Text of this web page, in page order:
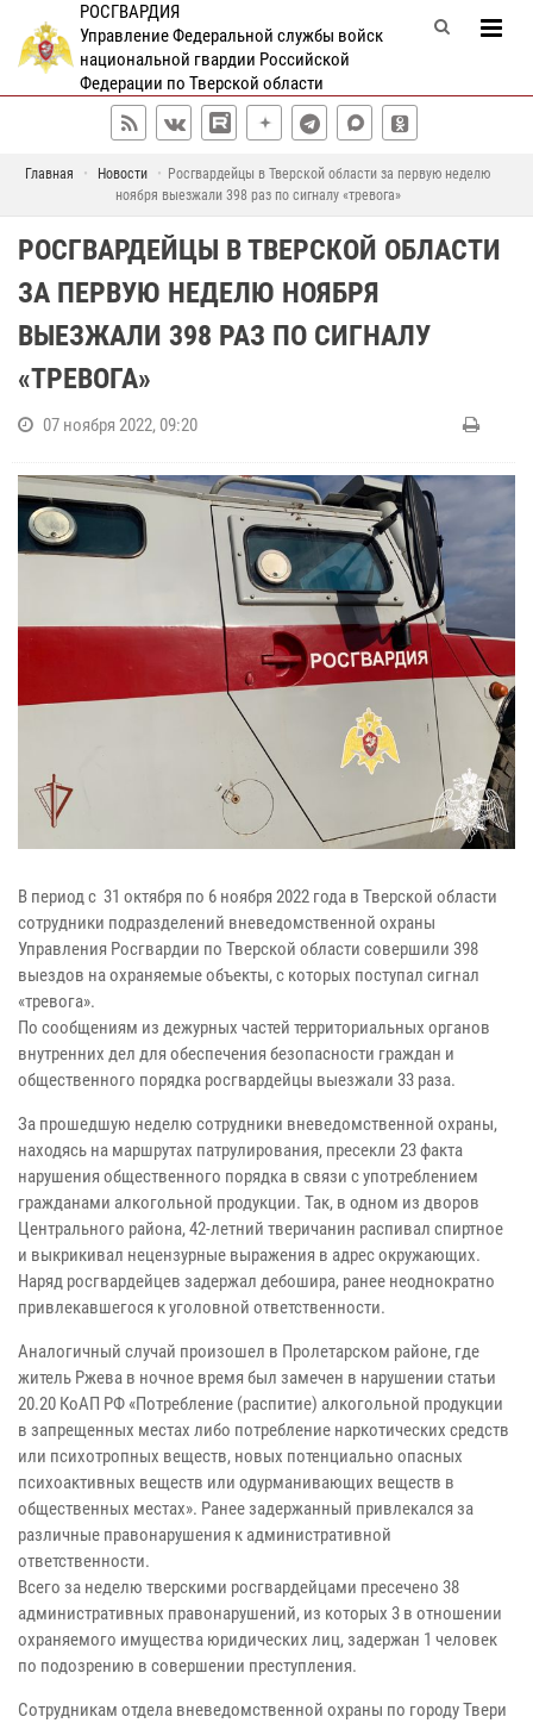
РОСГВАРДИЯ
Управление Федеральной службы войск
национальной гвардии Российской
Федерации по Тверской области
Главная Новости
Росгвардейцы в Тверской области за первую неделю
ноября выезжали 398 раз по сигналу «тревога»
РОСГВАРДЕЙЦЫ В ТВЕРСКОЙ ОБЛАСТИ
ЗА ПЕРВУЮ НЕДЕЛЮ НОЯБРЯ
ВЫЕЗЖАЛИ 398 РАЗ ПО СИГНАЛУ
«ТРЕВОГА»
07 ноября 2022, 09:20
В период с 31 октября по 6 ноября 2022 года в Тверской области
сотрудники подразделений вневедомственной охраны
Управления Росгвардии по Тверской области совершили 398
выездов на охраняемые объекты, с которых поступал сигнал
«тревога».
По сообщениям из дежурных частей территориальных органов
внутренних дел для обеспечения безопасности граждан и
общественного порядка росгвардейцы выезжали 33 раза.
За прошедшую неделю сотрудники вневедомственной охраны,
находясь на маршрутах патрулирования, пресекли 23 факта
нарушения общественного порядка в связи с употреблением
гражданами алкогольной продукции. Так, в одном из дворов
Центрального района, 42-летний тверичанин распивал спиртное
и выкрикивал нецензурные выражения в адрес окружающих.
Наряд росгвардейцев задержал дебошира, ранее неоднократно
привлекавшегося к уголовной ответственности.
Аналогичный случай произошел в Пролетарском районе, где
житель Ржева в ночное время был замечен в нарушении статьи
20.20 КоАП РФ «Потребление (распитие) алкогольной продукции
в запрещенных местах либо потребление наркотических средств
или психотропных веществ, новых потенциально опасных
психоактивных веществ или одурманивающих веществ в
общественных местах». Ранее задержанный привлекался за
различные правонарушения к административной
ответственности.
Всего за неделю тверскими росгвардейцами пресечено 38
административных правонарушений, из которых 3 в отношении
охраняемого имущества юридических лиц, задержан 1 человек
по подозрению в совершении преступления.
Сотрудникам отдела вневедомственной охраны по городу Твери